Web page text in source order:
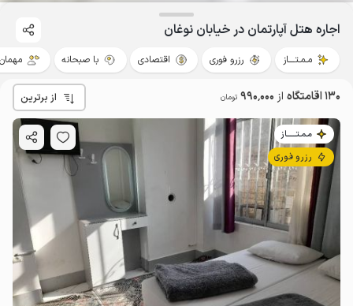
اجاره هتل آپارتمان در خیابان نوغان
مـمـتــــاز رزرو فوری اقتصادی با صبحانه
130 اقامتگاه از 990٬000 تومان از برترین
مـمـتــــــاز
رزرو فوری